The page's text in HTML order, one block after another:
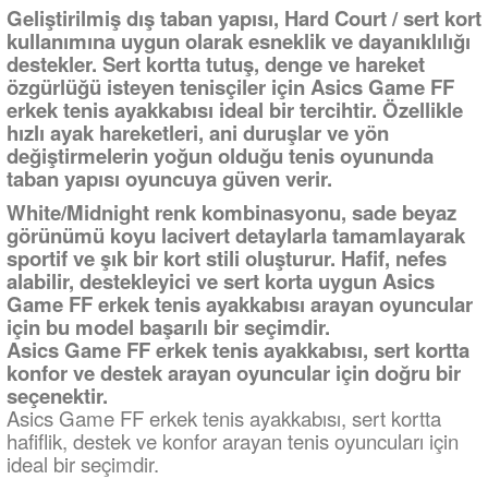
Geliştirilmiş dış taban yapısı, Hard Court / sert kort
kullanımına uygun olarak esneklik ve dayanıklılığı
destekler. Sert kortta tutuş, denge ve hareket
özgürlüğü isteyen tenisçiler için Asics Game FF
erkek tenis ayakkabısı ideal bir tercihtir. Özellikle
hızlı ayak hareketleri, ani duruşlar ve yön
değiştirmelerin yoğun olduğu tenis oyununda
taban yapısı oyuncuya güven verir.
White/Midnight renk kombinasyonu, sade beyaz
görünümü koyu lacivert detaylarla tamamlayarak
sportif ve şık bir kort stili oluşturur. Hafif, nefes
alabilir, destekleyici ve sert korta uygun Asics
Game FF erkek tenis ayakkabısı arayan oyuncular
için bu model başarılı bir seçimdir.
Asics Game FF erkek tenis ayakkabısı, sert kortta
konfor ve destek arayan oyuncular için doğru bir
seçenektir.
Asics Game FF erkek tenis ayakkabısı, sert kortta
hafiflik, destek ve konfor arayan tenis oyuncuları için
ideal bir seçimdir.